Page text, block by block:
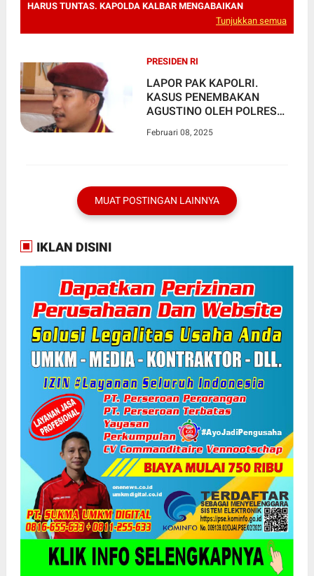
HARUS TUNTAS. KAPOLDA KALBAR MENGABAIKAN
Tunjukkan semua
PRESIDEN RI
LAPOR PAK KAPOLRI.
KASUS PENEMBAKAN
AGUSTINO OLEH POLRES
KAPOLDA KALBAR
Februari 08, 2025
MUAT POSTINGAN LAINNYA
IKLAN DISINI